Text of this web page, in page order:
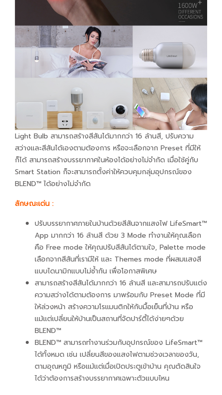
Light Bulb สามารถสร้างสีสันได้มากกว่า 16 ล้านสี, ปรับความ
สว่างและสีสันได้เองตามต้องการ หรือจะเลือกจาก Preset ที่มีให้
ก็ได้ สามารถสร้างบรรยากาศในห้องได้อย่างไม่จำกัด เมื่อใช้คู่กับ
Smart Station ก็จะสามารถตั้งค่าให้ควบคุมกลุ่มอุปกรณ์ของ
BLEND™ ได้อย่างไม่จำกัด
ลักษณะเด่น :
ปรับบรรยากาศภายในบ้านด้วยสีสันจากแสงไฟ LifeSmart™
App มากกว่า 16 ล้านสี ด้วย 3 Mode ทำงานให้คุณเลือก
คือ Free mode ให้คุณปรับสีสันได้ตามใจ, Palette mode
เลือกจากสีสันที่เรามีให้ และ Themes mode ที่ผสมแสงสี
แบบไดนามิกแบบไม่ซ้ำกัน เพื่อโอกาสพิเศษ
สามารถสร้างสีสันได้มากกว่า 16 ล้านสี และสามารถปรับแต่ง
ความสว่างได้ตามต้องการ มาพร้อมกับ Preset Mode ที่มี
ให้ล่วงหน้า สร้างความโรแมนติกให้กับมื้อเย็นที่บ้าน หรือ
แม้แต่เปลี่ยนให้บ้านเป็นสถานที่จัดปาร์ตี้ได้ง่ายๆด้วย
BLEND™
BLEND™ สามารถทำงานร่วมกับอุปกรณ์ของ LifeSmart™
ได้ทั้งหมด เช่น เปลี่ยนสีของแสงไฟตามช่วงเวลาของวัน,
ตามอุณหภูมิ หรือแม้แต่เมื่อเปิดประตูเข้าบ้าน คุณตัดสินใจ
ได้ว่าต้องการสร้างบรรยากาศเฉพาะตัวแบบไหน